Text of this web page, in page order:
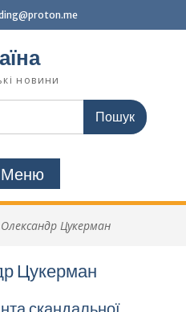
новини
Меню
Олександр Цукерман
Цукерман